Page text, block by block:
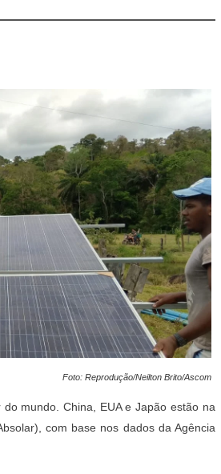
Foto: Reprodução/Neilton Brito/Ascom
mundo. China, EUA e Japão estão na
com base nos dados da Agência